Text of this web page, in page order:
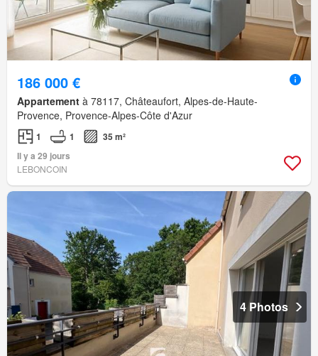
186 000 €
Appartement à 78117, Châteaufort, Alpes-de-Haute-
Provence, Provence-Alpes-Côte d'Azur
1 1
35 m²
Il y a 29 jours
LEBONCOIN
4 Photos